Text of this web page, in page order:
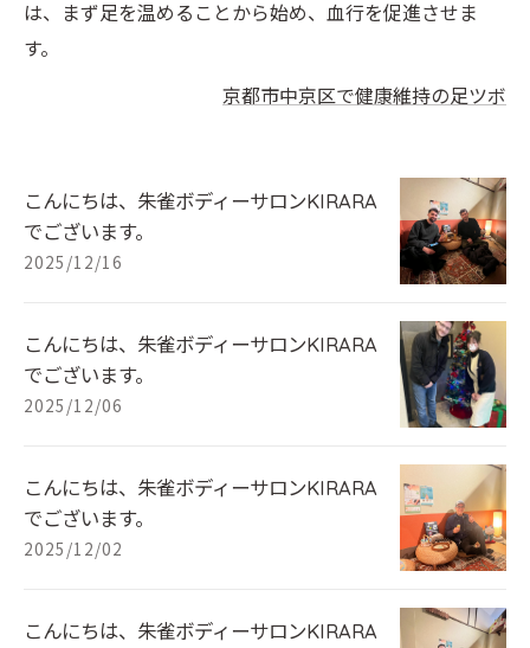
は、まず足を温めることから始め、血行を促進させま
す。
京都市中京区で健康維持の足ツボ
こんにちは、朱雀ボディーサロンKIRARA
でございます。
2025/12/16
こんにちは、朱雀ボディーサロンKIRARA
でございます。
2025/12/06
こんにちは、朱雀ボディーサロンKIRARA
でございます。
2025/12/02
こんにちは、朱雀ボディーサロンKIRARA